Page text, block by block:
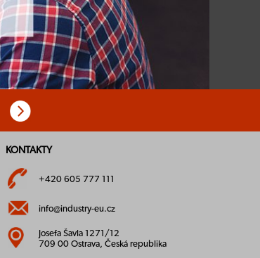
KONTAKTY
+420 605 777 111
info@industry-eu.cz
Josefa Šavla 1271/12
709 00 Ostrava, Česká republika